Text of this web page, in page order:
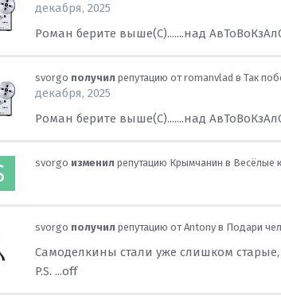
декабря, 2025
Роман берите выше(С).......над
svorgo получил репутацию отromanvlad вТак
декабря, 2025
Роман берите выше(С).......над
svorgo изменил репутацию Крымчанин в Весёлые
svorgo получил репутацию отAntony в Подари
Самоделкины стали уже слишком
P.S. ...off